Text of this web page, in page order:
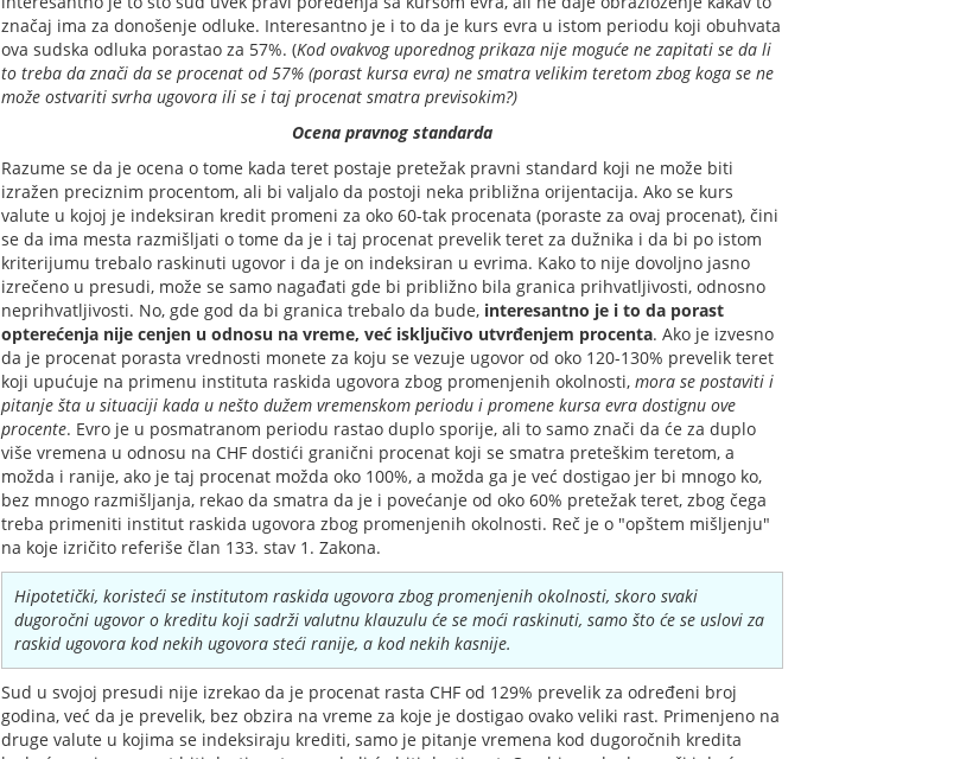
značaj ima za donošenje odluke. Interesantno je i to da je kurs evra u istom periodu koji obuhvata
ova sudska odluka porastao za 57%. (Kod ovakvog uporednog prikaza nije moguće ne zapitati se da li
to treba da znači da se procenat od 57% (porast kursa evra) ne smatra velikim teretom zbog koga se ne
može ostvariti svrha ugovora ili se i taj procenat smatra previsokim?)
Ocena pravnog standarda
Razume se da je ocena o tome kada teret postaje pretežak pravni standard koji ne može biti
izražen preciznim procentom, ali bi valjalo da postoji neka približna orijentacija. Ako se kurs
valute u kojoj je indeksiran kredit promeni za oko 60-tak procenata (poraste za ovaj procenat), čini
se da ima mesta razmišljati o tome da je i taj procenat prevelik teret za dužnika i da bi po istom
kriterijumu trebalo raskinuti ugovor i da je on indeksiran u evrima. Kako to nije dovoljno jasno
izrečeno u presudi, može se samo nagađati gde bi približno bila granica prihvatljivosti, odnosno
neprihvatljivosti. No, gde god da bi granica trebalo da bude, interesantno je i to da porast
opterećenja nije cenjen u odnosu na vreme, već isključivo utvrđenjem procenta. Ako je izvesno
da je procenat porasta vrednosti monete za koju se vezuje ugovor od oko 120-130% prevelik teret
koji upućuje na primenu instituta raskida ugovora zbog promenjenih okolnosti, mora se postaviti i
pitanje šta u situaciji kada u nešto dužem vremenskom periodu i promene kursa evra dostignu ove
procente. Evro je u posmatranom periodu rastao duplo sporije, ali to samo znači da će za duplo
više vremena u odnosu na CHF dostići granični procenat koji se smatra preteškim teretom, a
možda i ranije, ako je taj procenat možda oko 100%, a možda ga je već dostigao jer bi mnogo ko,
bez mnogo razmišljanja, rekao da smatra da je i povećanje od oko 60% pretežak teret, zbog čega
treba primeniti institut raskida ugovora zbog promenjenih okolnosti. Reč je o "opštem mišljenju"
na koje izričito referiše član 133. stav 1. Zakona.
Hipotetički, koristeći se institutom raskida ugovora zbog promenjenih okolnosti, skoro svaki
dugoročni ugovor o kreditu koji sadrži valutnu klauzulu će se moći raskinuti, samo što će se uslovi za
raskid ugovora kod nekih ugovora steći ranije, a kod nekih kasnije.
Sud u svojoj presudi nije izrekao da je procenat rasta CHF od 129% prevelik za određeni broj
godina, već da je prevelik, bez obzira na vreme za koje je dostigao ovako veliki rast. Primenjeno na
druge valute u kojima se indeksiraju krediti, samo je pitanje vremena kod dugoročnih kredita